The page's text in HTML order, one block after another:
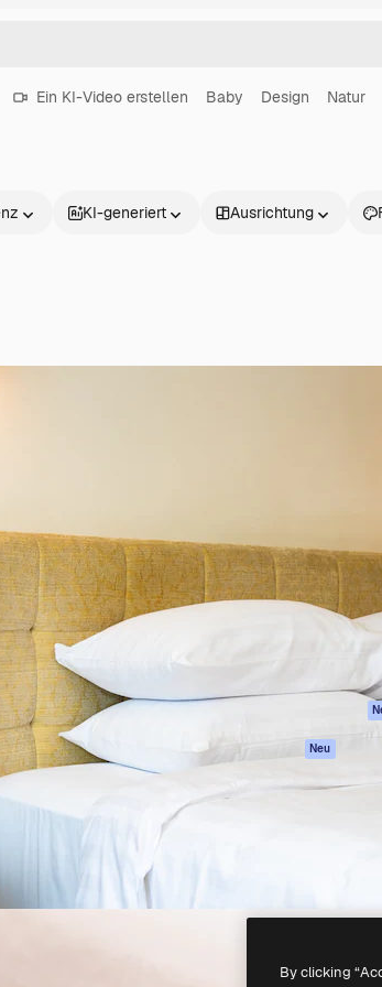
Ein KI-Video erstellen Baby Design Natur
KI-generiert Ausrichtung
Mehr als 1 Million
unter Kreativen, Unternehmen,
und Studios.
KI-Assistent
KI-Bildgenerator
KI-Videogenerator
Stimmengenerator
MCP für
Agenten Neu
2010- Freepik Company S.L.U.
By clicking